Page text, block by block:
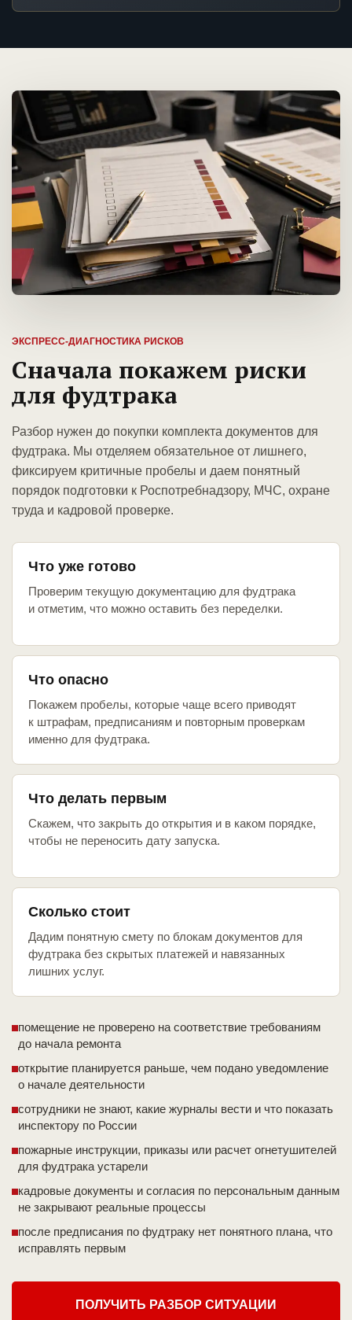
ЭКСПРЕСС-ДИАГНОСТИКА РИСКОВ
Сначала покажем риски
для фудтрака
Разбор нужен до покупки комплекта документов для
фудтрака. Мы отделяем обязательное от лишнего,
фиксируем критичные пробелы и даем понятный
порядок подготовки к Роспотребнадзору, МЧС, охране
труда и кадровой проверке.
Что уже готово
Проверим текущую документацию для фудтрака
и отметим, что можно оставить без переделки.
Что опасно
Покажем пробелы, которые чаще всего приводят
к штрафам, предписаниям и повторным проверкам
именно для фудтрака.
Что делать первым
Скажем, что закрыть до открытия и в каком порядке,
чтобы не переносить дату запуска.
Сколько стоит
Дадим понятную смету по блокам документов для
фудтрака без скрытых платежей и навязанных
лишних услуг.
помещение не проверено на соответствие требованиям
до начала ремонта
открытие планируется раньше, чем подано уведомление
о начале деятельности
сотрудники не знают, какие журналы вести и что показать
инспектору по России
пожарные инструкции, приказы или расчет огнетушителей
для фудтрака устарели
кадровые документы и согласия по персональным данным
не закрывают реальные процессы
после предписания по фудтраку нет понятного плана, что
исправлять первым
ПОЛУЧИТЬ РАЗБОР СИТУАЦИИ